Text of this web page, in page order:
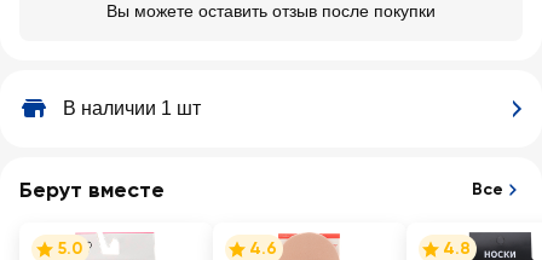
Вы можете оставить отзыв после покупки
В наличии 1 шт
Берут вместе Все
5.0 4.6 4.8